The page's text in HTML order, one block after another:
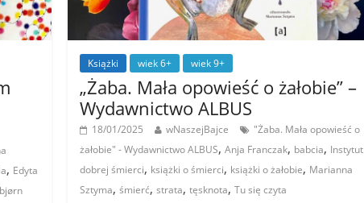
, Edyta
Książki wiek 6+ wiek 9+
„Żaba. Mała opowieść o żałobie” –
Wydawnictwo ALBUS
18/01/2025 wNaszejBajce
"Żaba. Mała opowieść o
żałobie" - Wydawnictwo ALBUS,Anja Franczak, babcia, Instytut
dobrej śmierci, książki o śmierci, książki o żałobie, Marianna
Sztyma,śmierć,strata,tęsknota,Tu się czyta